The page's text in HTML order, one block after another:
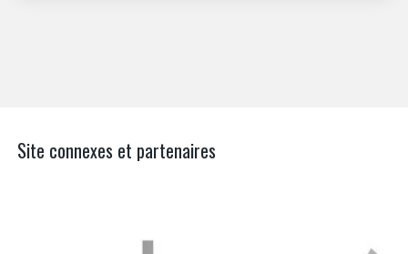
Site connexes et partenaires